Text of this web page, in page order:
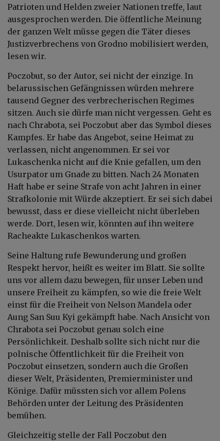
Patrioten und Helden zweier Nationen treffe, laut
ausgesprochen werden. Die öffentliche Meinung
der ganzen Welt müsse gegen die Täter dieses
Justizverbrechens von Grodno mobilisiert werden,
lesen wir.
Poczobut, so der Autor, sei nicht der einzige. In
belarussischen Gefängnissen würden mehrere
tausend Gegner des verbrecherischen Regimes
sitzen. Auch sie dürfe man nicht vergessen. Geht es
nach Chrabota, sei Poczobut aber das Symbol dieses
Kampfes. Er habe das Angebot, seine Heimat zu
verlassen, nicht angenommen. Er sei vor
Lukaschenka nicht auf die Knie gefallen, um den
Usurpator um Gnade zu bitten. Nach 24 Monaten
Haft habe er seine Strafe von acht Jahren in einer
Strafkolonie mit Würde akzeptiert. Er sei sich dabei
bewusst, dass er diese vielleicht nicht überleben
werde. Dort, lesen wir, könnten auf ihn weitere
Racheakte Lukaschenkos warten.
Seine Haltung rufe Bewunderung und großen
Respekt hervor, heißt es weiter im Blatt. Sie sollte
uns vor allem dazu bewegen, für unser Leben und
unsere Freiheit zu kämpfen, so wie die freie Welt
einst für die Freiheit von Nelson Mandela oder
Aung San Suu Kyi gekämpft habe. Nach Ansicht von
Chrabota sei Poczobut genau solch eine
Persönlichkeit. Deshalb sollte sich nicht nur die
polnische Öffentlichkeit für die Freiheit von
Poczobut einsetzen, sondern auch die Großen
dieser Welt, Präsidenten, Premierminister und
Könige. Dafür müssten sich vor allem Polens
Behörden unter der Leitung des Präsidenten
bemühen.
Gleichzeitig stelle der Fall Poczobut den